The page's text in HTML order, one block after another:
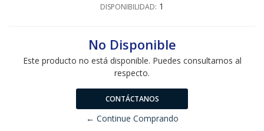
DISPONIBILIDAD: 1
No Disponible
Este producto no está disponible. Puedes consultarnos al
respecto.
CONTÁCTANOS
← Continue Comprando